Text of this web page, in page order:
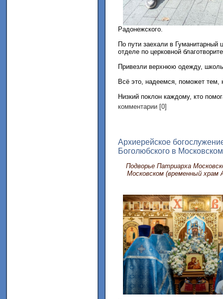
Радонежского.
По пути заехали в
отделе по церковной
Привезли верхнюю одежду,
Всё это, надеемся, поможет тем,
Низкий поклон каждому, кто
комментарии [0]
Архиерейское
Боголюбского в
Подворье Патриарха
Московском (временный храм